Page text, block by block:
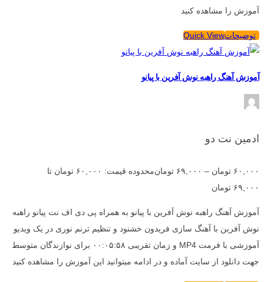
آموزش را مشاهده کنید
توضیحاتQuick View
آموزش آهنگ راهبه نوش آفرین با پیانو
ادمین نت دو
۶۰,۰۰۰ تومان – ۶۹,۰۰۰ تومان
محدوده قیمت: ۶۰,۰۰۰ تومان تا
۶۹,۰۰۰ تومان
آموزش آهنگ راهبه نوش آفرین با پیانو به همراه پی دی اف نت پیانو راهبه
نوش آفرین با آهنگ سازی فریدون خشنود و تنظیم ترنم نوری در یک ویدیو
آموزشی با فرمت MP4 و زمان تقریبی ۰۰:۰۵:۵۸ برای نوازندگان متوسط
جهت دانلود از سایت آماده و در ادامه میتوانید این آموزش را مشاهده کنید